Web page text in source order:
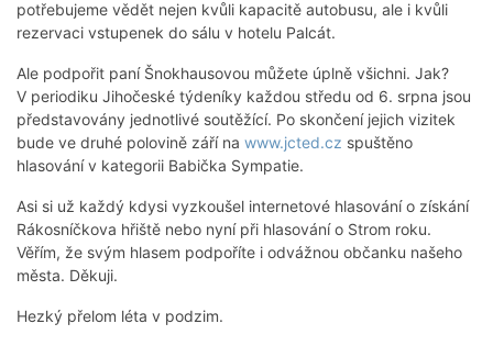
potřebujeme vědět nejen kvůli kapacitě autobusu, ale i kvůli
rezervaci vstupenek do sálu v hotelu Palcát.
Ale podpořit paní Šnokhausovou můžete úplně všichni. Jak?
V periodiku Jihočeské týdeníky každou středu od 6. srpna jsou
představovány jednotlivé soutěžící. Po skončení jejich vizitek
bude ve druhé polovině září na www.jcted.cz spuštěno
hlasování v kategorii Babička Sympatie.
Asi si už každý kdysi vyzkoušel internetové hlasování o získání
Rákosníčkova hřiště nebo nyní při hlasování o Strom roku.
Věřím, že svým hlasem podpoříte i odvážnou občanku našeho
města. Děkuji.
Hezký přelom léta v podzim.